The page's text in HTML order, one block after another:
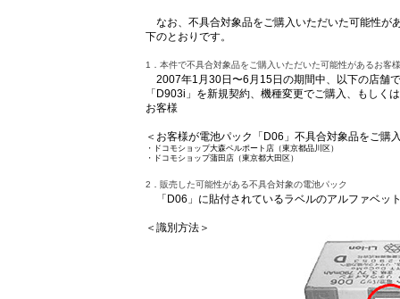
なお、不具合対象品をご購入いただいた可能性が
下のとおりです。
1．本件で不具合対象品をご購入いただいた可能性があるお客
2007年1月30日〜6月15日の期間中、以下の店舗
「D903i」を新規契約、機種変更でご購入、もしく
お客様
＜お客様が電池パック「D06」不具合対象品をご購
・ ドコモショップ大森ベルポート店（東京都品川区）
・ ドコモショップ蒲田店（東京都大田区）
2．販売した可能性がある不具合対象の電池パック
「D06」に貼付されているラベルのアルファベッ
＜識別方法＞